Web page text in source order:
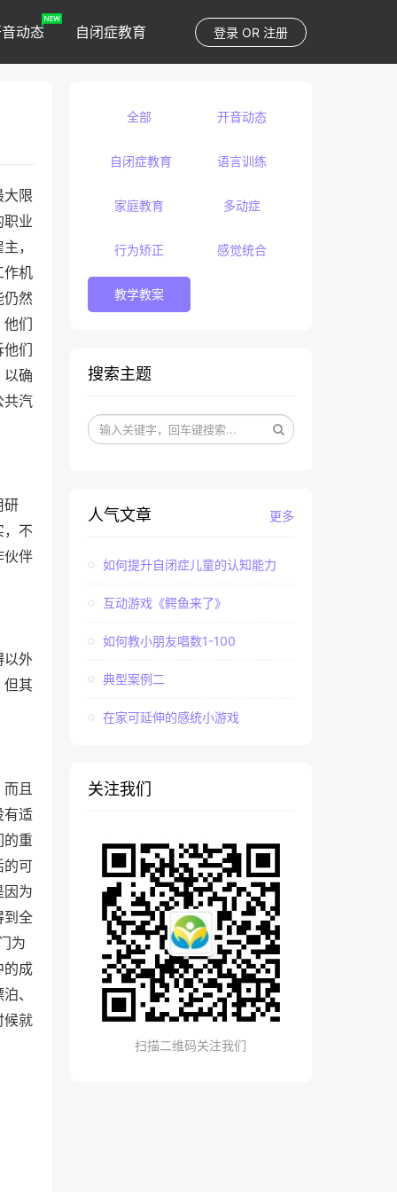
登录 OR 注册
动态 自闭症教育
大限
职业
，
作机
仍然
们
们
以确
共汽
研
，不
伙伴
以外
但其
且
有适
的重
的可
因为
到全
为
的成
、
候就
全部 开音动态
自闭症教育 语言训练
家庭教育 多动症
行为矫正 感觉统合
教学教案
搜索主题
更多
人气文章
如何提升自闭症儿童的认知能力
互动游戏《鳄鱼来了》
如何教小朋友唱数1-100
典型案例二
在家可延伸的感统小游戏
关注我们
扫描二维码关注我们